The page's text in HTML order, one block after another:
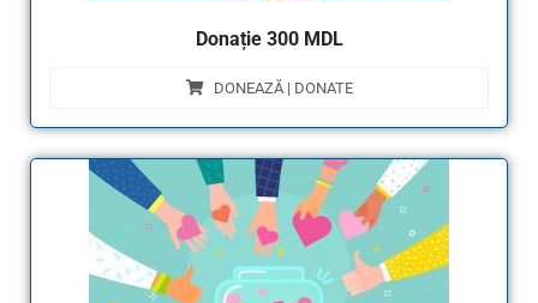
Donație 300 MDL
DONEAZĂ | DONATE